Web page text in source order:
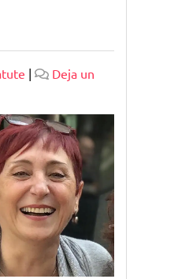
|
Deja un